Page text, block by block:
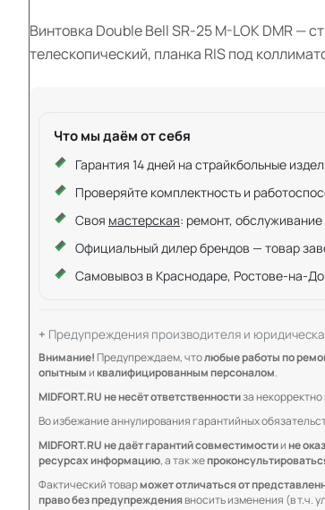
Винтовка Double Bell SR-25 M-LOK DMR —
телескопический, планка RIS под
Что мы даём от себя
Гарантия 14 дней на страйкбольные
Проверяйте комплектность и
Своя мастерская: ремонт,
Официальный дилер брендов — товар
Самовывоз в Краснодаре, Ростове-на-
Предупреждения производителя и
Внимание! Предупреждаем, чтолюбые работы по
опытнымиквалифицированным персоналом.
MIDFORT.RU не несёт ответственностиза
Во избежание аннулирования гарантийных
MIDFORT.RU не даёт гарантий совместимостиине
ресурсах информацию, а так же
Фактический товарможет отличаться от
право без предупреждениявносить изменения (в т.ч.